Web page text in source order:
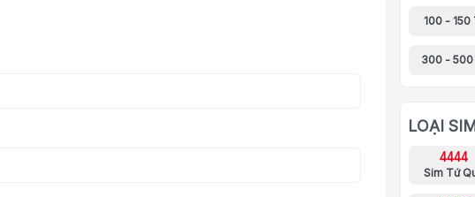
100 - 150
300 - 500
LOẠI
4444
Sim Tứ